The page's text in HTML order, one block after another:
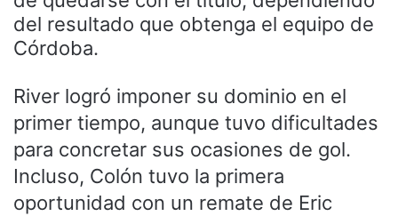
del resultado que obtenga el equipo de
Córdoba.
River logró imponer su dominio en el
primer tiempo, aunque tuvo dificultades
para concretar sus ocasiones de gol.
Incluso, Colón tuvo la primera
oportunidad con un remate de Eric